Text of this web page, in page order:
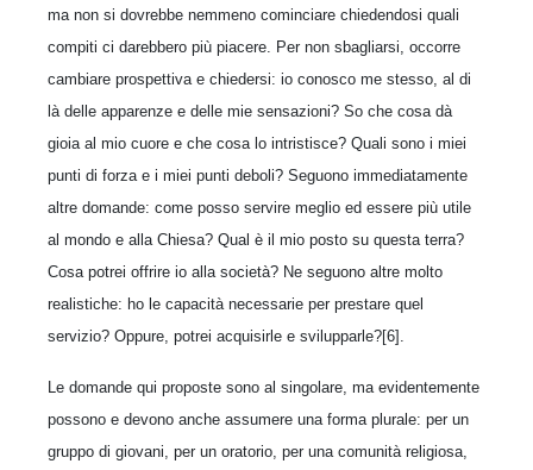
ma non si dovrebbe nemmeno cominciare chiedendosi quali
compiti ci darebbero più piacere. Per non sbagliarsi, occorre
cambiare prospettiva e chiedersi: io conosco me stesso, al di
là delle apparenze e delle mie sensazioni? So che cosa dà
gioia al mio cuore e che cosa lo intristisce? Quali sono i miei
punti di forza e i miei punti deboli? Seguono immediatamente
altre domande: come posso servire meglio ed essere più utile
al mondo e alla Chiesa? Qual è il mio posto su questa terra?
Cosa potrei offrire io alla società? Ne seguono altre molto
realistiche: ho le capacità necessarie per prestare quel
servizio? Oppure, potrei acquisirle e svilupparle?[6].
Le domande qui proposte sono al singolare, ma evidentemente
possono e devono anche assumere una forma plurale: per un
gruppo di giovani, per un oratorio, per una comunità religiosa,